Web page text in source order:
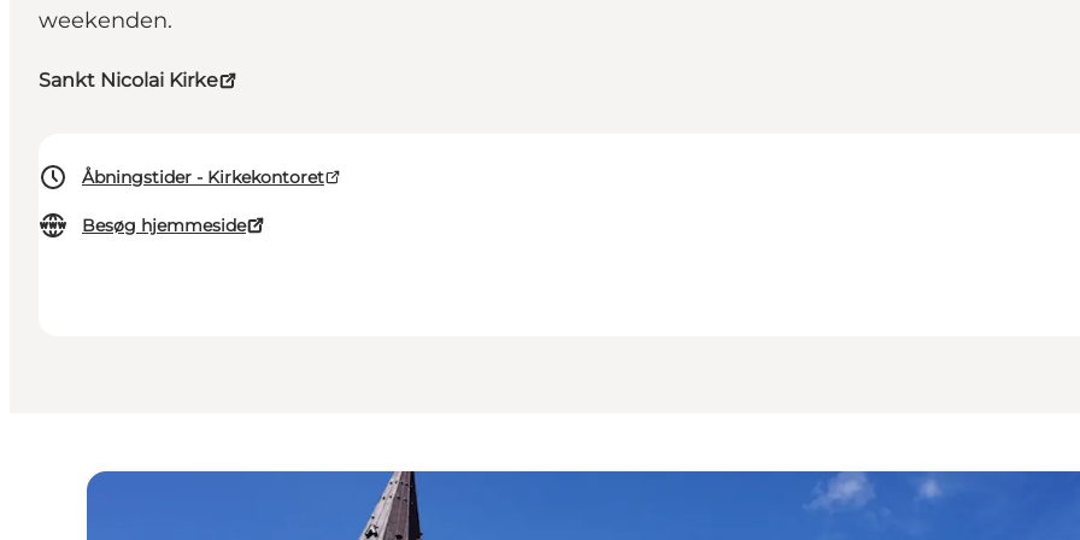
weekenden.
Sankt Nicolai Kirke
Åbningstider - Kirkekontoret
Besøg hjemmeside